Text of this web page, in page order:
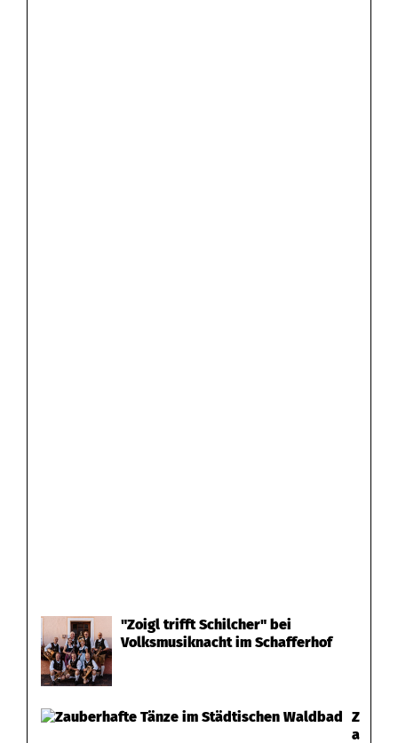
"Zoigl trifft Schilcher" bei
Volksmusiknacht im Schafferhof
Z
a